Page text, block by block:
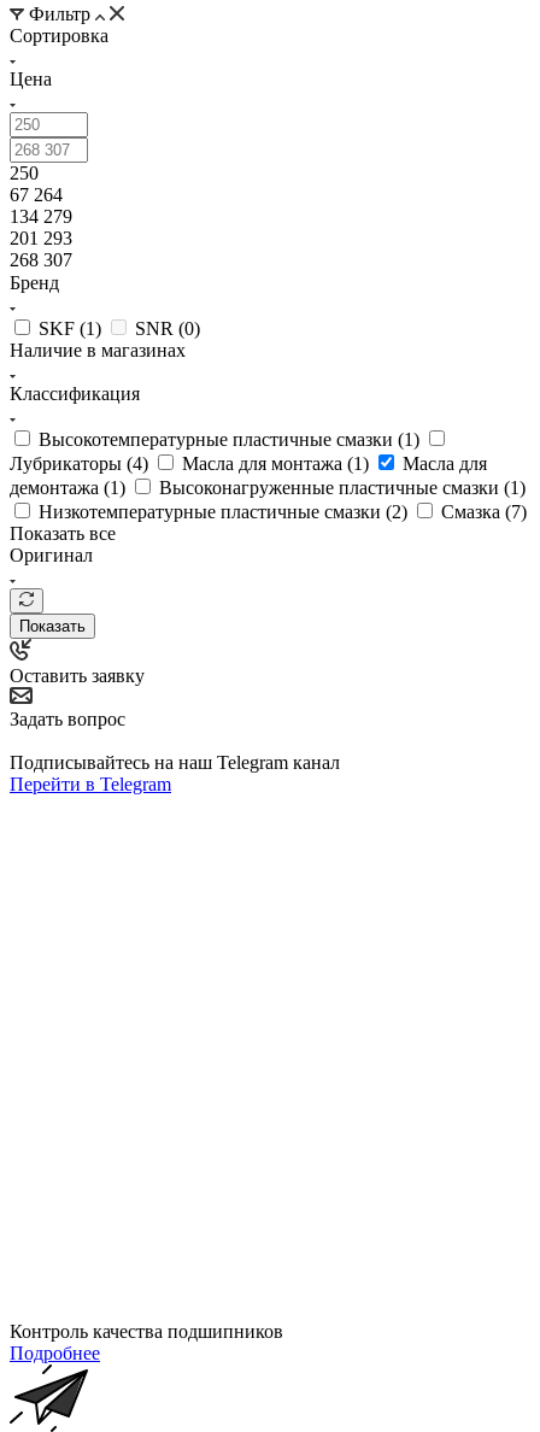
Фильтр
Сортировка
Цена
250
67 264
134 279
201 293
268 307
Бренд
SKF (1) SNR (0)
Наличие в магазинах
Классификация
Высокотемпературные пластичные смазки (1)
Лубрикаторы (4) Масла для монтажа (1)
Масла для
демонтажа (1) Высоконагруженные пластичные смазки (1)
Низкотемпературные пластичные смазки (2) Смазка (7)
Показать все
Оригинал
Показать
Оставить заявку
Задать вопрос
Подписывайтесь на наш Telegram канал
Перейти в Telegram
Контроль качества подшипников
Подробнее